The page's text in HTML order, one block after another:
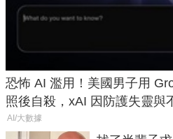
恐怖 AI 濫用！美國男子用
照後自殺，xAI 因防護失靈與
AI/大數據